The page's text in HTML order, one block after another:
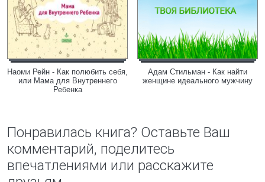
Наоми Рейн - Как полюбить себя,
или Мама для Внутреннего
Ребенка
Адам Стильман - Как найти
женщине идеального мужчину
Понравилась книга? Оставьте Ваш
комментарий, поделитесь
впечатлениями или расскажите